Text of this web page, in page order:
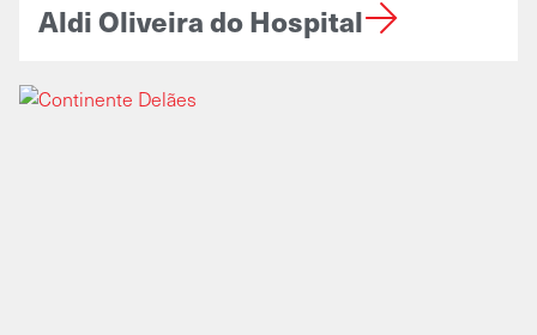
Aldi Oliveira do Hospital